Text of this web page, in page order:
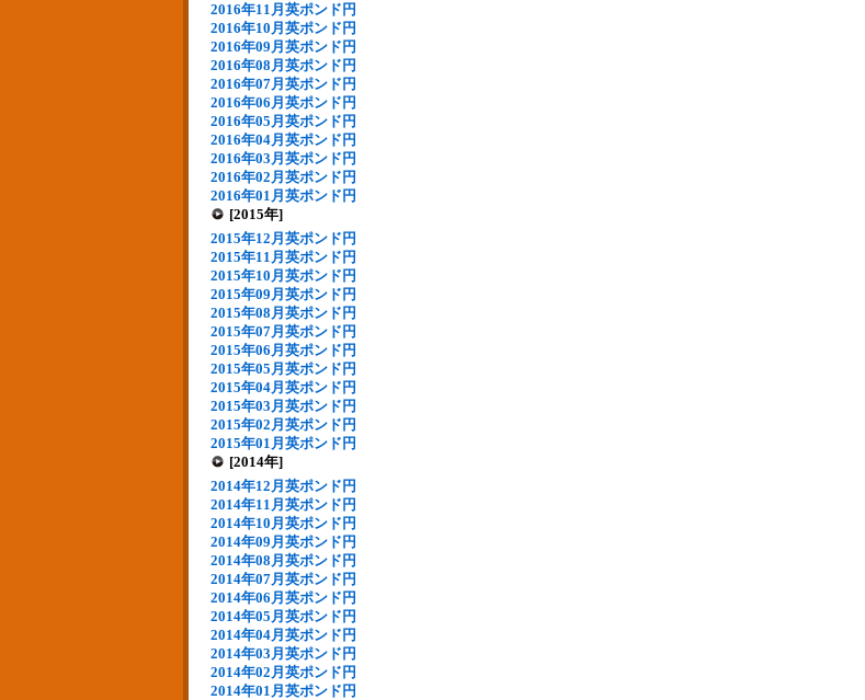
2016年11月英ポンド円
2016年10月英ポンド円
2016年09月英ポンド円
2016年08月英ポンド円
2016年07月英ポンド円
2016年06月英ポンド円
2016年05月英ポンド円
2016年04月英ポンド円
2016年03月英ポンド円
2016年02月英ポンド円
2016年01月英ポンド円
[2015年]
2015年12月英ポンド円
2015年11月英ポンド円
2015年10月英ポンド円
2015年09月英ポンド円
2015年08月英ポンド円
2015年07月英ポンド円
2015年06月英ポンド円
2015年05月英ポンド円
2015年04月英ポンド円
2015年03月英ポンド円
2015年02月英ポンド円
2015年01月英ポンド円
[2014年]
2014年12月英ポンド円
2014年11月英ポンド円
2014年10月英ポンド円
2014年09月英ポンド円
2014年08月英ポンド円
2014年07月英ポンド円
2014年06月英ポンド円
2014年05月英ポンド円
2014年04月英ポンド円
2014年03月英ポンド円
2014年02月英ポンド円
2014年01月英ポンド円